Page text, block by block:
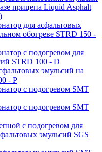
прицепа Liquid Asphalt
для асфальтовых
обогреве STRD 150 -
с подогревом для
STRD 100 - D
эмульсий на
- P
с подогревом SMT
с подогревом SMT
с подогревом для
эмульсий SGS